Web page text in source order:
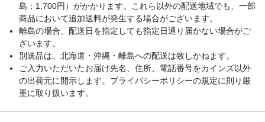
島：1,700円）がかかります。これら以外の配送地域でも、一部
商品において追加送料が発生する場合がございます。
離島の場合、配送日を指定しても指定日通り届かない場合がご
ざいます。
別送品は、北海道・沖縄・離島への配送は致しかねます。
ご入力いただいたお届け先名、住所、電話番号をカインズ以外
の出荷元に開示します。プライバシーポリシーの規定に則り厳
重に取り扱います。